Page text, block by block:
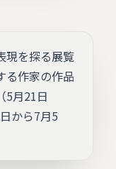
現を探る展覧
る作家の作品
5月21日
から7月5